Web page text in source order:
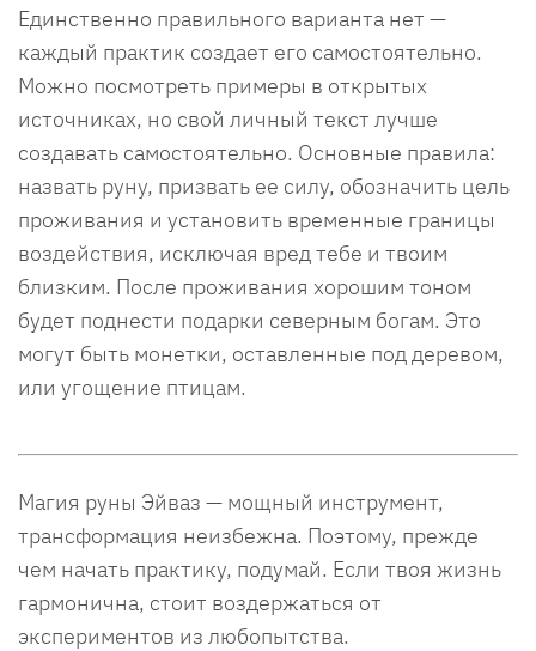
Единственно правильного варианта нет —
каждый практик создает его самостоятельно.
Можно посмотреть примеры в открытых
источниках, но свой личный текст лучше
создавать самостоятельно. Основные правила:
назвать руну, призвать ее силу, обозначить цель
проживания и установить временные границы
воздействия, исключая вред тебе и твоим
близким. После проживания хорошим тоном
будет поднести подарки северным богам. Это
могут быть монетки, оставленные под деревом,
или угощение птицам.
Магия руны Эйваз — мощный инструмент,
трансформация неизбежна. Поэтому, прежде
чем начать практику, подумай. Если твоя жизнь
гармонична, стоит воздержаться от
экспериментов из любопытства.